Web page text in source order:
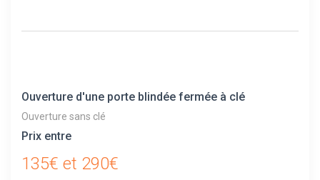
Ouverture d'une porte blindée fermée à clé
Ouverture sans clé
Prix entre
135€ et 290€